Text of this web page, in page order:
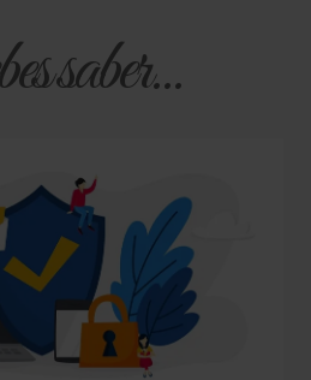
saber...